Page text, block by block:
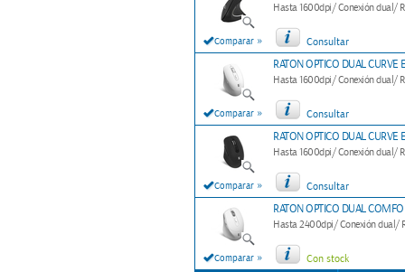
Comparar »
Hasta 1600dpi/ Conexión dual/
Consultar
Comparar »
RATON OPTICO DUAL CURVE
Hasta 1600dpi/ Conexión dual/
Consultar
Comparar »
RATON OPTICO DUAL CURVE
Hasta 1600dpi/ Conexión dual/
Consultar
Comparar »
RATON OPTICO DUAL
Hasta 2400dpi/ Conexión dual/
Con stock